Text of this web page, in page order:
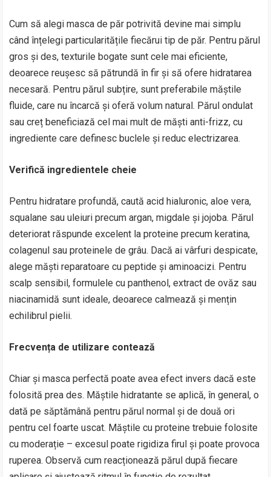
Cum să alegi masca de păr potrivită devine mai simplu
când înțelegi particularitățile fiecărui tip de păr. Pentru părul
gros și des, texturile bogate sunt cele mai eficiente,
deoarece reușesc să pătrundă în fir și să ofere hidratarea
necesară. Pentru părul subțire, sunt preferabile măștile
fluide, care nu încarcă și oferă volum natural. Părul ondulat
sau creț beneficiază cel mai mult de măști anti-frizz, cu
ingrediente care definesc buclele și reduc electrizarea.
Verifică ingredientele cheie
Pentru hidratare profundă, caută acid hialuronic, aloe vera,
squalane sau uleiuri precum argan, migdale și jojoba. Părul
deteriorat răspunde excelent la proteine precum keratina,
colagenul sau proteinele de grâu. Dacă ai vârfuri despicate,
alege măști reparatoare cu peptide și aminoacizi. Pentru
scalp sensibil, formulele cu panthenol, extract de ovăz sau
niacinamidă sunt ideale, deoarece calmează și mențin
echilibrul pielii.
Frecvența de utilizare contează
Chiar și masca perfectă poate avea efect invers dacă este
folosită prea des. Măștile hidratante se aplică, în general, o
dată pe săptămână pentru părul normal și de două ori
pentru cel foarte uscat. Măștile cu proteine trebuie folosite
cu moderație – excesul poate rigidiza firul și poate provoca
ruperea. Observă cum reacționează părul după fiecare